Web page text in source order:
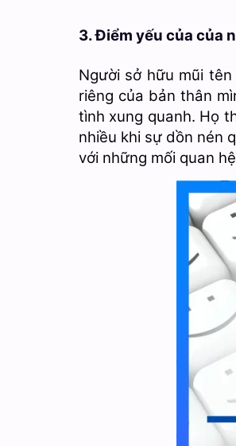
3. Điểm yếu của của
Người sở hữu mũi
riêng của bản thân
tình xung quanh. Họ
nhiều khi sự dồn nén
với những mối quan